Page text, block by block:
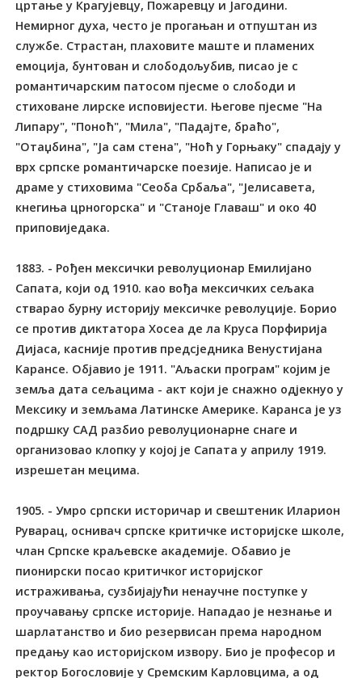
цртање у Крагујевцу, Пожаревцу и Јагодини.
Немирног духа, често је прогањан и отпуштан из
службе. Страстан, плаховите маште и пламених
емоција, бунтован и слободољубив, писао је с
романтичарским патосом пјесме о слободи и
стиховане лирске исповијести. Његове пјесме "На
Липару", "Поноћ", "Мила", "Падајте, браћо",
"Отаџбина", "Ја сам стена", "Ноћ у Горњаку" спадају у
врх српске романтичарске поезије. Написао је и
драме у стиховима "Сеоба Србаља", "Јелисавета,
кнегиња црногорска" и "Станоје Главаш" и око 40
приповиједака.
1883. - Рођен мексички револуционар Емилијано
Сапата, који од 1910. као вођа мексичких сељака
стварао бурну историју мексичке револуције. Борио
се против диктатора Хосеа де ла Круса Порфирија
Дијаса, касније против предсједника Венустијана
Карансе. Објавио је 1911. "Аљаски програм" којим је
земља дата сељацима - акт који је снажно одјекнуо у
Мексику и земљама Латинске Америке. Каранса је уз
подршку САД разбио револуционарне снаге и
организовао клопку у којој је Сапата у априлу 1919.
изрешетан мецима.
1905. - Умро српски историчар и свештеник Иларион
Руварац, оснивач српске критичке историјске школе,
члан Српске краљевске академије. Обавио је
пионирски посао критичког историјског
истраживања, сузбијајући ненаучне поступке у
проучавању српске историје. Нападао је незнање и
шарлатанство и био резервисан према народном
предању као историјском извору. Био је професор и
ректор Богословије у Сремским Карловцима, а од